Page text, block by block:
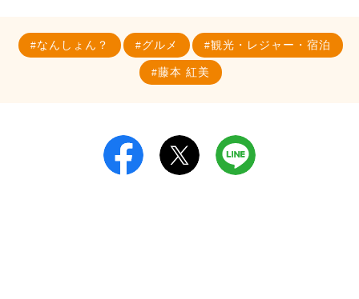
なんしょん？ グルメ 観光・レジャー・宿泊
藤本 紅美